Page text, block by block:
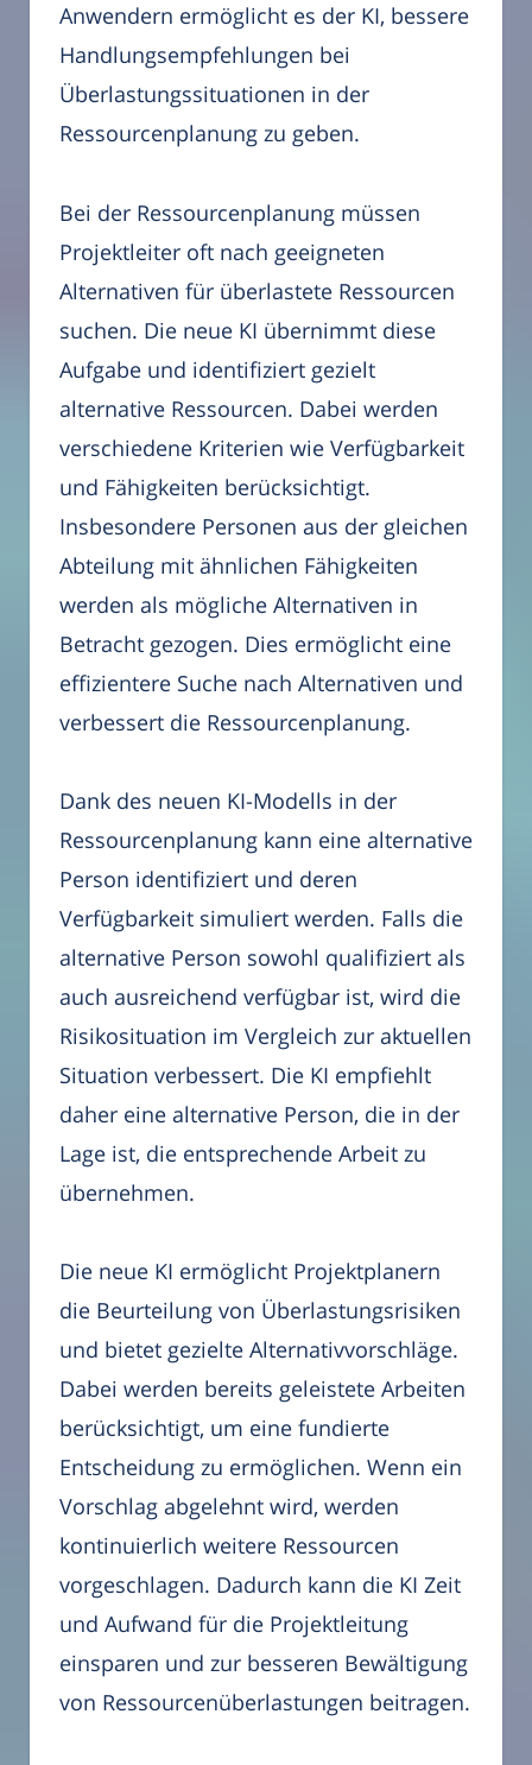
Anwendern ermöglicht es der KI, bessere
Handlungsempfehlungen bei
Überlastungssituationen in der
Ressourcenplanung zu geben.
Bei der Ressourcenplanung müssen
Projektleiter oft nach geeigneten
Alternativen für überlastete Ressourcen
suchen. Die neue KI übernimmt diese
Aufgabe und identifiziert gezielt
alternative Ressourcen. Dabei werden
verschiedene Kriterien wie Verfügbarkeit
und Fähigkeiten berücksichtigt.
Insbesondere Personen aus der gleichen
Abteilung mit ähnlichen Fähigkeiten
werden als mögliche Alternativen in
Betracht gezogen. Dies ermöglicht eine
effizientere Suche nach Alternativen und
verbessert die Ressourcenplanung.
Dank des neuen KI-Modells in der
Ressourcenplanung kann eine alternative
Person identifiziert und deren
Verfügbarkeit simuliert werden. Falls die
alternative Person sowohl qualifiziert als
auch ausreichend verfügbar ist, wird die
Risikosituation im Vergleich zur aktuellen
Situation verbessert. Die KI empfiehlt
daher eine alternative Person, die in der
Lage ist, die entsprechende Arbeit zu
übernehmen.
Die neue KI ermöglicht Projektplanern
die Beurteilung von Überlastungsrisiken
und bietet gezielte Alternativvorschläge.
Dabei werden bereits geleistete Arbeiten
berücksichtigt, um eine fundierte
Entscheidung zu ermöglichen. Wenn ein
Vorschlag abgelehnt wird, werden
kontinuierlich weitere Ressourcen
vorgeschlagen. Dadurch kann die KI Zeit
und Aufwand für die Projektleitung
einsparen und zur besseren Bewältigung
von Ressourcenüberlastungen beitragen.